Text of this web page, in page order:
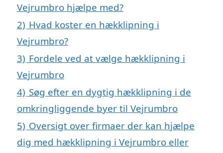
Vejrumbro hjælpe med?
2) Hvad koster en hækklipning i
Vejrumbro?
3) Fordele ved at vælge hækklipning i
Vejrumbro
4) Søg efter en dygtig hækklipning i de
omkringliggende byer til Vejrumbro
5) Oversigt over firmaer der kan hjælpe
dig med hækklipning i Vejrumbro eller